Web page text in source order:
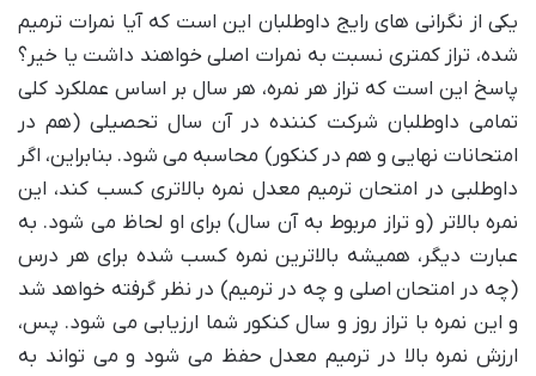
یکی از نگرانی های رایج داوطلبان این است که آیا نمرات ترمیم
شده، تراز کمتری نسبت به نمرات اصلی خواهند داشت یا خیر؟
پاسخ این است که تراز هر نمره، هر سال بر اساس عملکرد کلی
تمامی داوطلبان شرکت کننده در آن سال تحصیلی (هم در
امتحانات نهایی و هم در کنکور) محاسبه می شود. بنابراین، اگر
داوطلبی در امتحان ترمیم معدل نمره بالاتری کسب کند، این
نمره بالاتر (و تراز مربوط به آن سال) برای او لحاظ می شود. به
عبارت دیگر، همیشه بالاترین نمره کسب شده برای هر درس
(چه در امتحان اصلی و چه در ترمیم) در نظر گرفته خواهد شد
و این نمره با تراز روز و سال کنکور شما ارزیابی می شود. پس،
ارزش نمره بالا در ترمیم معدل حفظ می شود و می تواند به